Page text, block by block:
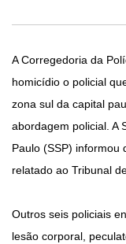
A Corregedoria da
homicídio o policial
zona sul da capital
abordagem policial. A
Paulo (SSP) informou
relatado ao Tribunal
Outros seis policiais
lesão corporal,